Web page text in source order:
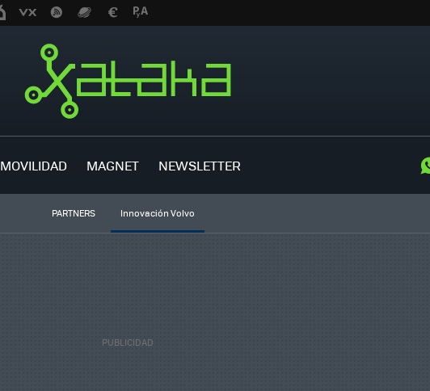
MOVILIDAD MAGNET NEWSLETTER
PARTNERS Innovación Volvo